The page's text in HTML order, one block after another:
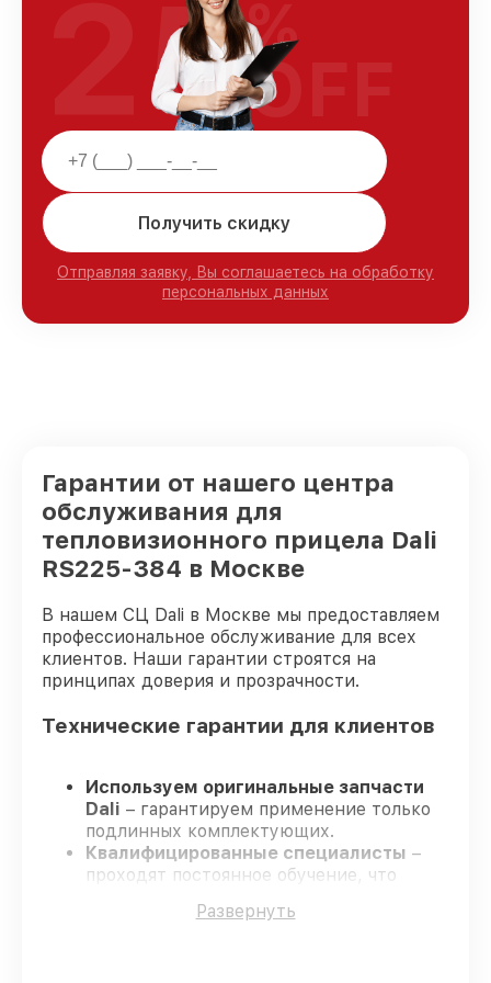
Получить скидку
Отправляя заявку, Вы соглашаетесь на обработку
персональных данных
25%
OFF
Гарантии от нашего центра
обслуживания для
тепловизионного прицела Dali
RS225-384 в Москве
В нашем СЦ Dali в Москве мы предоставляем
профессиональное обслуживание для всех
клиентов. Наши гарантии строятся на
принципах доверия и прозрачности.
Технические гарантии для клиентов
Используем оригинальные запчасти
Dali – гарантируем применение только
подлинных комплектующих.
Квалифицированные специалисты –
проходят постоянное обучение, что
профессионализма.
Развернуть